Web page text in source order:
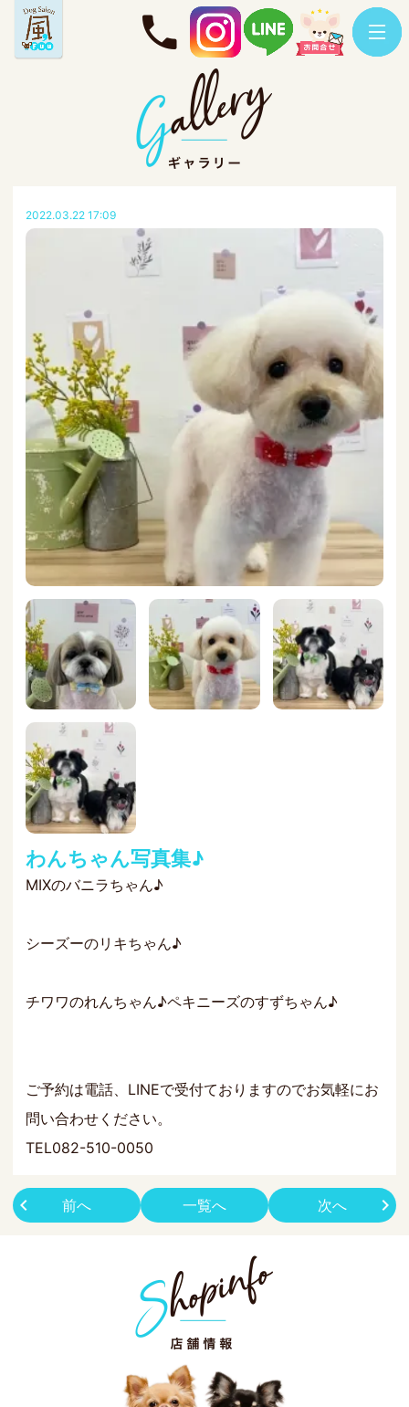
2022.03.22 17:09
わんちゃん写真集♪
MIXのバニラちゃん♪
シーズーのリキちゃん♪
チワワのれんちゃん♪ペキニーズのすずちゃん♪
ご予約は電話、LINEで受付ておりますのでお気軽にお
問い合わせください。
TEL082-510-0050
前へ 次へ
一覧へ